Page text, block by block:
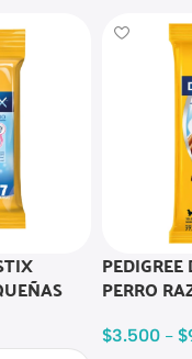
PERRO
$3.500 - $